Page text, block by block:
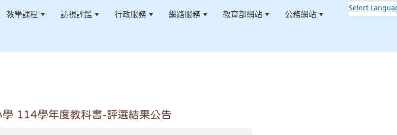
教學課程 訪視評鑑 行政服務 網路服務 教育部網站 公務網站
Select
114學年度教科書-評選結果公告